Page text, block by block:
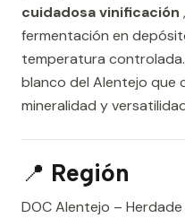
cuidadosa vinificación
fermentación en
temperatura
blanco del Alentejo que
mineralidad y
📍 Región
DOC Alentejo –